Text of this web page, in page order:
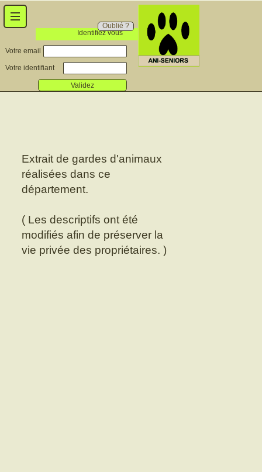
Identifiez vous
Oublié ?
Votre email
Votre identifiant
Validez
Extrait de gardes d'animaux
réalisées dans ce
département.
( Les descriptifs ont été
modifiés afin de préserver la
vie privée des propriétaires. )